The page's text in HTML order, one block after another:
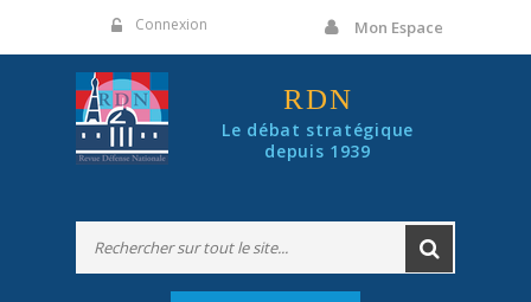
Connexion Mon Espace
RDN
Le débat stratégique
depuis 1939